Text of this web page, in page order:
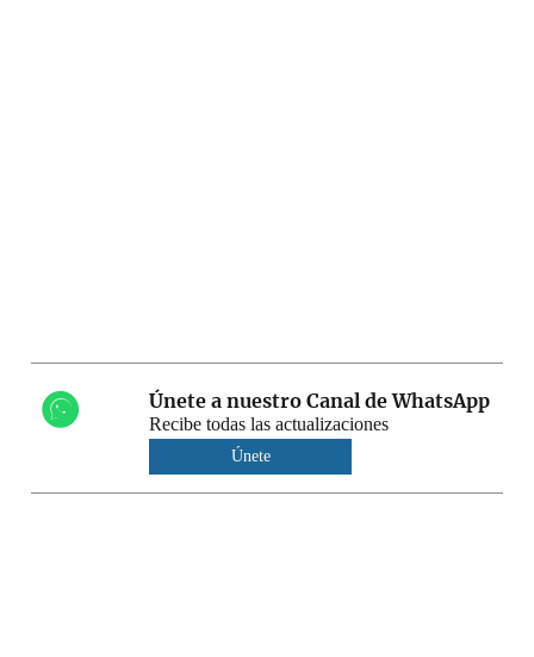
Únete a nuestro Canal de WhatsApp
Recibe todas las actualizaciones
Únete